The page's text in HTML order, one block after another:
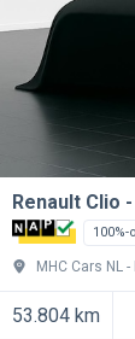
Renault Clio
MHC Cars NL
53.804 km